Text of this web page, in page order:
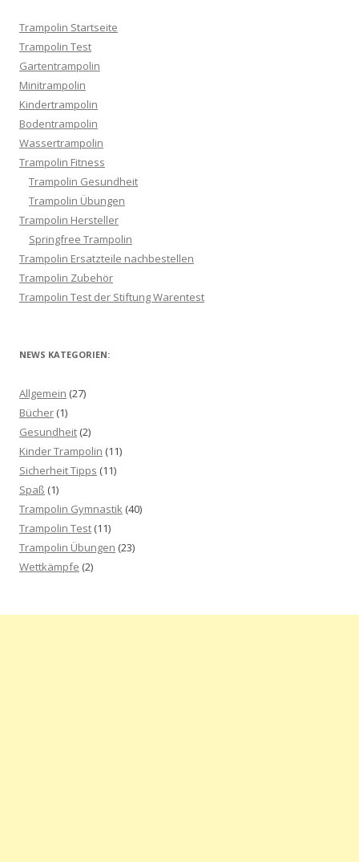
Trampolin Startseite
Trampolin Test
Gartentrampolin
Minitrampolin
Kindertrampolin
Bodentrampolin
Wassertrampolin
Trampolin Fitness
Trampolin Gesundheit
Trampolin Übungen
Trampolin Hersteller
Springfree Trampolin
Trampolin Ersatzteile nachbestellen
Trampolin Zubehör
Trampolin Test der Stiftung Warentest
NEWS KATEGORIEN:
Allgemein (27)
Bücher (1)
Gesundheit (2)
Kinder Trampolin (11)
Sicherheit Tipps (11)
Spaß (1)
Trampolin Gymnastik (40)
Trampolin Test (11)
Trampolin Übungen (23)
Wettkämpfe (2)